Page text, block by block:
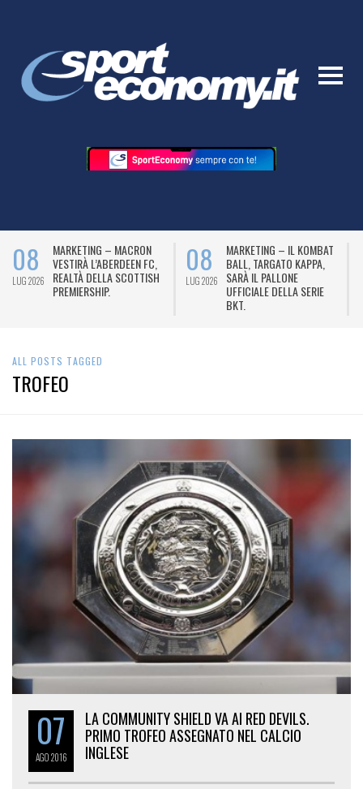
08
LUG 2026
MARKETING – MACRON
VESTIRÀ L’ABERDEEN FC,
REALTÀ DELLA SCOTTISH
PREMIERSHIP.
08
LUG 2026
MARKETING – IL KOMBAT
BALL, TARGATO KAPPA,
SARÀ IL PALLONE
UFFICIALE DELLA SERIE
BKT.
ALL POSTS TAGGED
TROFEO
07
AGO2016
LA COMMUNITY SHIELD VA AI RED DEVILS.
PRIMO TROFEO ASSEGNATO NEL CALCIO
INGLESE